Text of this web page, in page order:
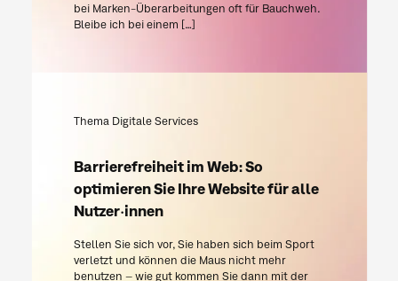
bei Marken-Überarbeitungen oft für Bauchweh.
Bleibe ich bei einem […]
Thema Digitale Services
Barrierefreiheit im Web: So
optimieren Sie Ihre Website für alle
Nutzer·innen
Stellen Sie sich vor, Sie haben sich beim Sport
verletzt und können die Maus nicht mehr
benutzen – wie gut kommen Sie dann mit der